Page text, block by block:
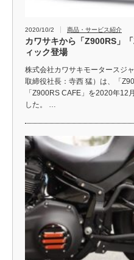
2020/10/2 商品・サービス紹介
カワサキから「Z900RS」
ィック登場
株式会社カワサキモータースジ
取締役社長：寺西 猛）は、「
「Z900RS CAFE」を2020年12
した。 …